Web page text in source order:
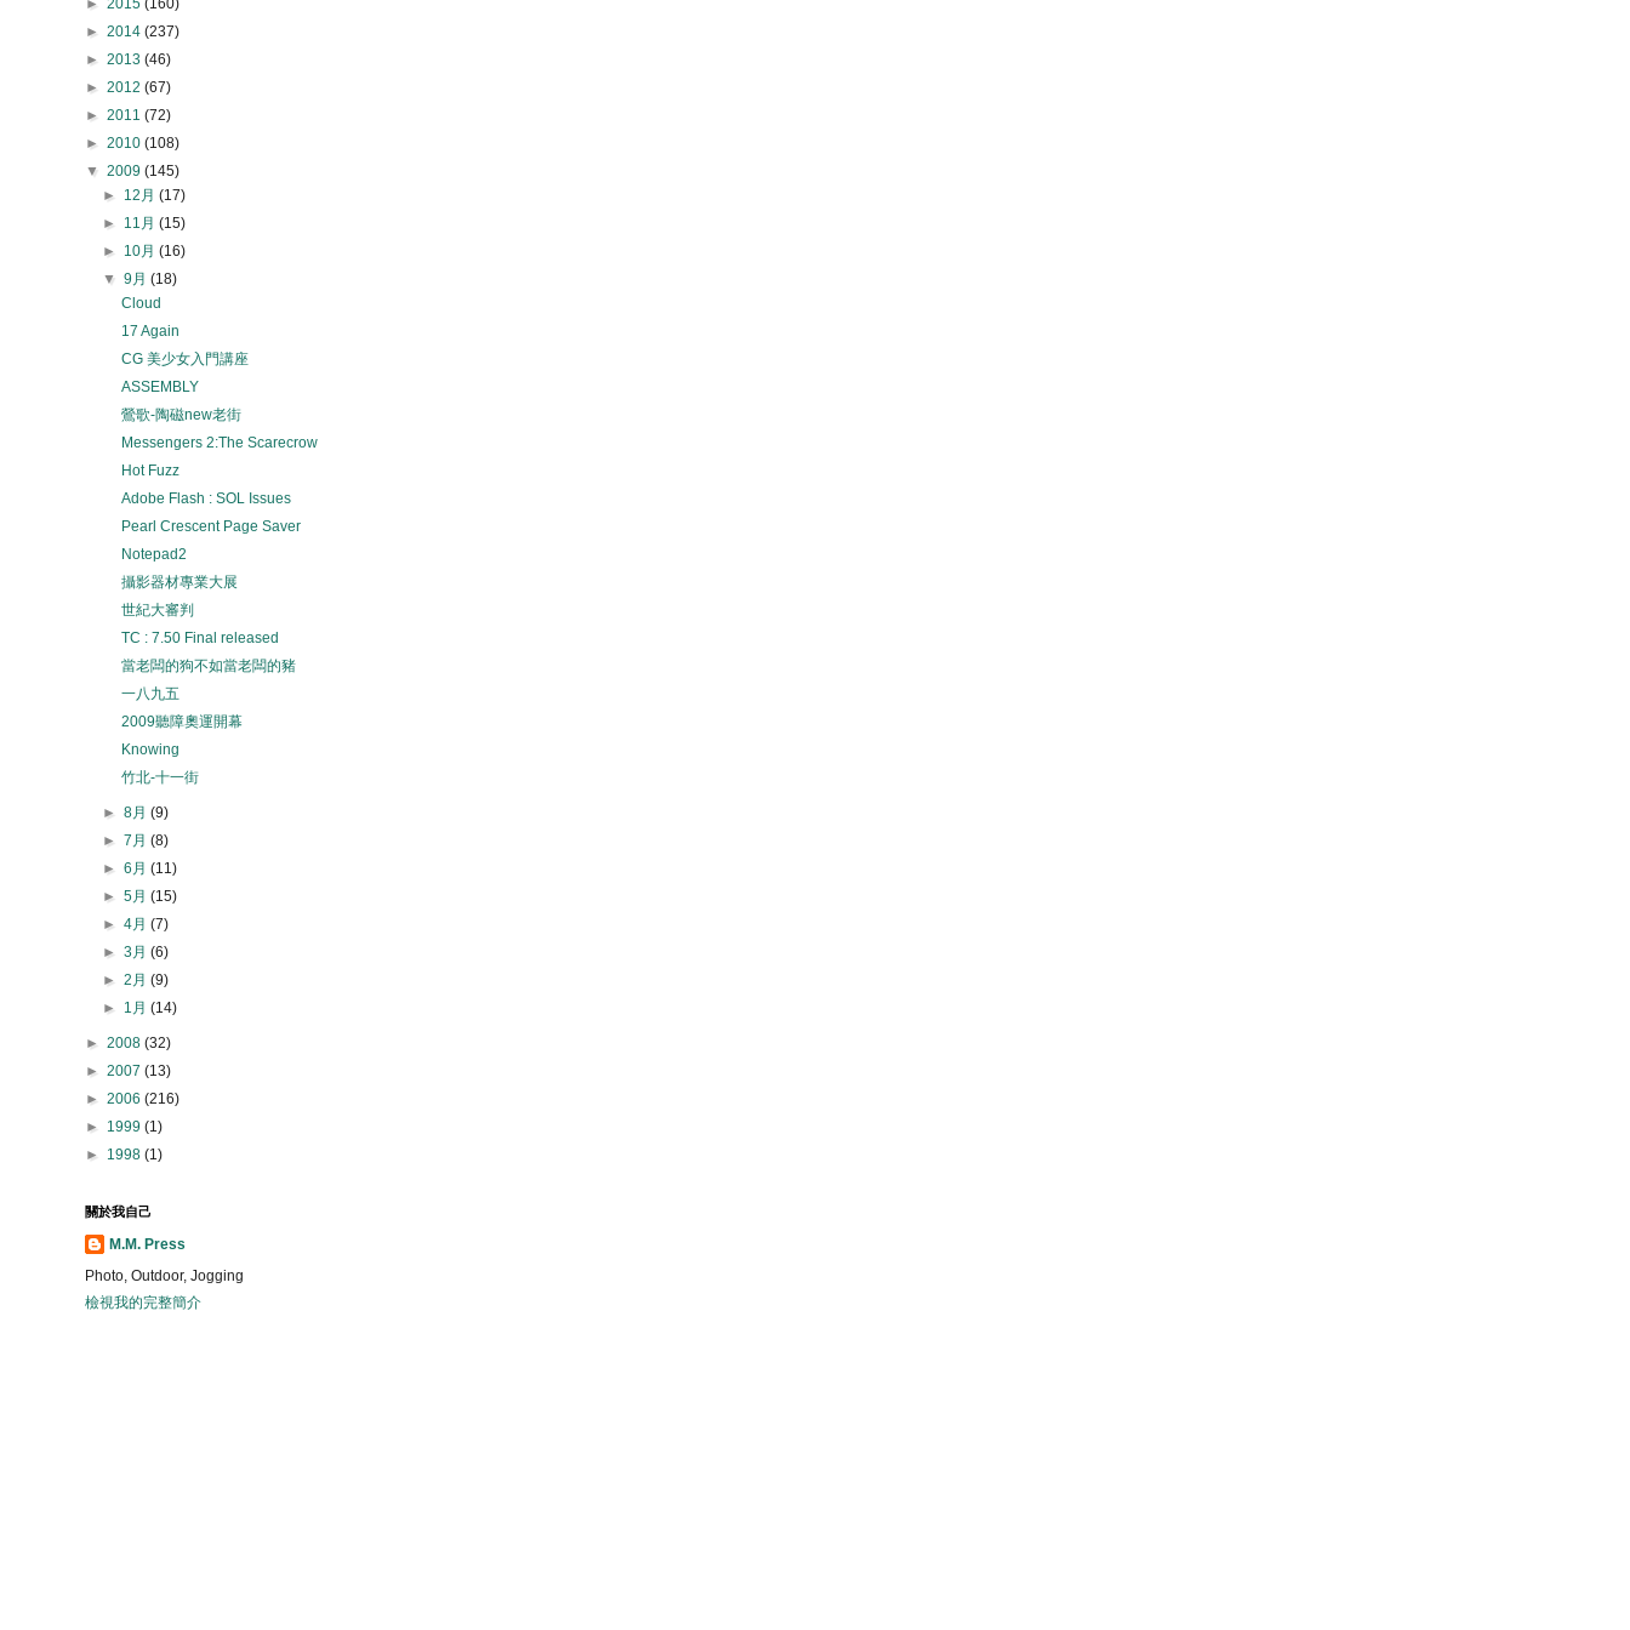
► 2015 (160)
► 2014 (237)
► 2013 (46)
► 2012 (67)
► 2011 (72)
► 2010 (108)
▼ 2009 (145)
► 12月(17)
► 11月(15)
► 10月(16)
▼9月(18)
Cloud
17 Again
CG 美少女入門講座
ASSEMBLY
鶯歌-陶磁new老街
Messengers 2:The Scarecrow
Hot Fuzz
Adobe Flash : SOL Issues
Pearl Crescent Page Saver
Notepad2
攝影器材專業大展
世紀大審判
TC : 7.50 Final released
當老闆的狗不如當老闆的豬
一八九五
2009聽障奧運開幕
Knowing
竹北-十一街
►8月(9)
►7月(8)
►6月(11)
►5月(15)
►4月(7)
►3月(6)
►2月(9)
► 1月(14)
► 2008 (32)
► 2007 (13)
► 2006 (216)
► 1999 (1)
► 1998 (1)
關於我自己
M.M. Press
Photo, Outdoor, Jogging
檢視我的完整簡介